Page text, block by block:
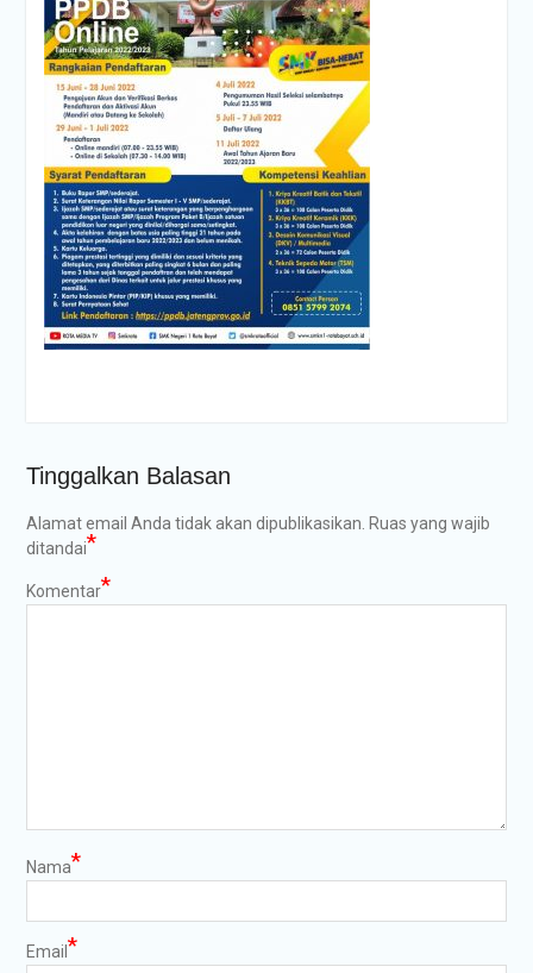
Tinggalkan Balasan
Alamat email Anda tidak akan dipublikasikan. Ruas yang wajib
ditandai*
Komentar*
Nama*
Email *